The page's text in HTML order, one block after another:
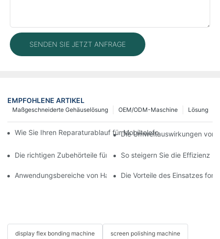
SENDEN SIE JETZT ANFRAGE
EMPFOHLENE ARTIKEL
Lösung
OEM/ODM-Maschine
Maßgeschneiderte Gehäuselösung
Wie Sie Ihren Reparaturablauf für Mobiltelefone mit moderner
Die Umweltauswirkungen von
Die richtigen Zubehörteile für Ihr Handy-So steigern Sie die Effizienz
Anwendungsbereiche von Handy-Reparaturmaschinen bei
Die Vorteile des Einsatzes
display flex bonding machine screen polishing machine